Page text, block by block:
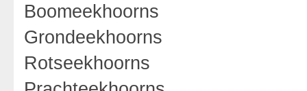
Boomeekhoorns
Grondeekhoorns
Rotseekhoorns